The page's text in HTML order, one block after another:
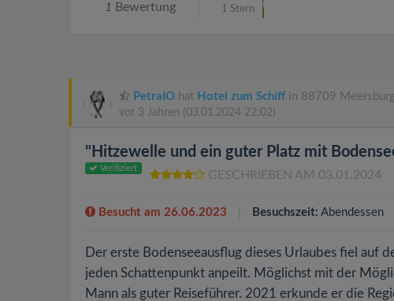
1 Bewertung
1 Stern
PetraIO hat Hotel zum Schiff in 88709
vor 3 Jahren (03.01.2024 22:02)
"Hitzewelle und ein guter Platz mit
Verifiziert
GESCHRIEBEN AM 03.01.2024
Besucht am 26.06.2023 Besuchszeit: Abendessen
Der erste Bodenseeausflug dieses Urlaubes fiel
jeden Schattenpunkt anpeilt. Möglichst mit der
Mann als guter Reiseführer. 2021 erkunde er die